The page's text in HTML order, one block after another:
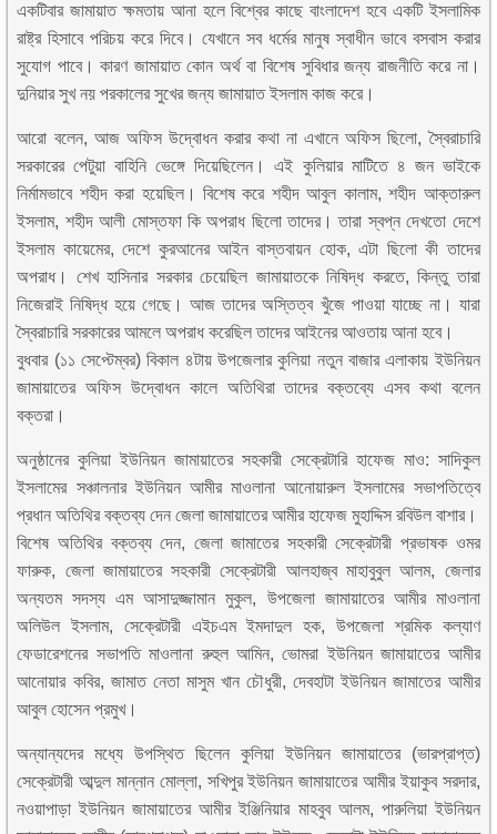
একটিবার জামায়াত ক্ষমতায় আনা হলে বিশ্বের কাছে বাংলাদেশ হবে একটি ইসলামিক
রাষ্ট্র হিসাবে পরিচয় করে দিবে। যেখানে সব ধর্মের মানুষ স্বাধীন ভাবে বসবাস করার
সুযোগ পাবে। কারণ জামায়াত কোন অর্থ বা বিশেষ সুবিধার জন্য রাজনীতি করে না।
দুনিয়ার সুখ নয় পরকালের সুখের জন্য জামায়াত ইসলাম কাজ করে।
আরো বলেন, আজ অফিস উদ্বোধন করার কথা না এখানে অফিস ছিলো, স্বৈরাচারি
সরকারের পেটুয়া বাহিনি ভেঙ্গে দিয়েছিলেন। এই কুলিয়ার মাটিতে ৪ জন ভাইকে
নির্মামভাবে শহীদ করা হয়েছিল। বিশেষ করে শহীদ আবুল কালাম, শহীদ আক্তারুল
ইসলাম, শহীদ আলী মোস্তফা কি অপরাধ ছিলো তাদের। তারা স্বপ্ন দেখতো দেশে
ইসলাম কায়েমের, দেশে কুরআনের আইন বাস্তবায়ন হোক, এটা ছিলো কী তাদের
অপরাধ। শেখ হাসিনার সরকার চেয়েছিল জামায়াতকে নিষিদ্ধ করতে, কিন্তু তারা
নিজেরাই নিষিদ্ধ হয়ে গেছে। আজ তাদের অস্তিত্ব খুঁজে পাওয়া যাচ্ছে না। যারা
স্বৈরাচারি সরকারের আমলে অপরাধ করেছিল তাদের আইনের আওতায় আনা হবে।
বুধবার (১১ সেপ্টেম্বর) বিকাল ৪টায় উপজেলার কুলিয়া নতুন বাজার এলাকায় ইউনিয়ন
জামায়াতের অফিস উদ্বোধন কালে অতিথিরা তাদের বক্তব্যে এসব কথা বলেন
বক্তরা।
অনুষ্ঠানের কুলিয়া ইউনিয়ন জামায়াতের সহকারী সেক্রেটারি হাফেজ মাও: সাদিকুল
ইসলামের সঞ্চালনার ইউনিয়ন আমীর মাওলানা আনোয়ারুল ইসলামের সভাপতিত্বে
প্রধান অতিথির বক্তব্য দেন জেলা জামায়াতের আমীর হাফেজ মুহাদ্দিস রবিউল বাশার।
বিশেষ অতিথির বক্তব্য দেন, জেলা জামাতের সহকারী সেক্রেটারী প্রভাষক ওমর
ফারুক, জেলা জামায়াতের সহকারী সেক্রেটারী আলহাজ্ব মাহাবুবুল আলম, জেলার
অন্যতম সদস্য এম আসাদুজ্জামান মুকুল, উপজেলা জামায়াতের আমীর মাওলানা
অলিউল ইসলাম, সেক্রেটারী এইচএম ইমদাদুল হক, উপজেলা শ্রমিক কল্যাণ
ফেডারেশনের সভাপতি মাওলানা রুহুল আমিন, ভোমরা ইউনিয়ন জামায়াতের আমীর
আনোয়ার কবির, জামাত নেতা মাসুম খান চৌধুরী, দেবহাটা ইউনিয়ন জামাতের আমীর
আবুল হোসেন প্রমুখ।
অন্যান্যদের মধ্যে উপস্থিত ছিলেন কুলিয়া ইউনিয়ন জামায়াতের (ভারপ্রাপ্ত)
সেক্রেটারী আব্দুল মান্নান মোল্লা, সখিপুর ইউনিয়ন জামায়াতের আমীর ইয়াকুব সরদার,
নওয়াপাড়া ইউনিয়ন জামায়াতের আমীর ইঞ্জিনিয়ার মাহবুব আলম, পারুলিয়া ইউনিয়ন